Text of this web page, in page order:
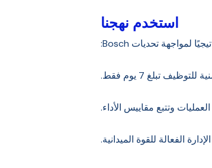
استخدم نهجنا
الفعالة للقوة الميدانية.